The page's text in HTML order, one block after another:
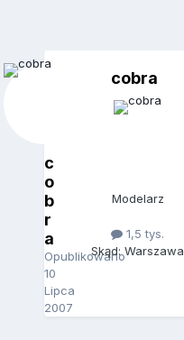
c
o
b
r
a
Opublikowano
10
Lipca
2007
cobra
Modelarz
1,5 tys.
Skąd: Warszawa